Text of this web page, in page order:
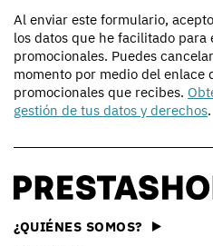
Al enviar este formulario,
los datos que he facilitado para
promocionales. Puedes
momento por medio del enlace
promocionales que recibes.
gestión de tus datos y derechos.
¿QUIÉNES SOMOS?